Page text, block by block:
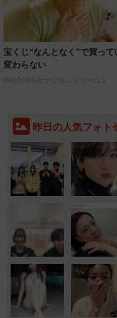
宝くじ“なんとなく”で買って
変わらない
PR(合同会社デジタルファーム )
昨日の人気フォト